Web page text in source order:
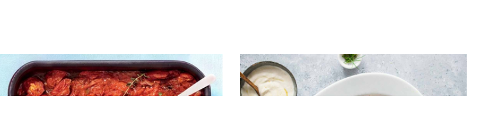
Σάλτσα με ψητές ντομάτες στο φούρνο
Σαλάτα με παντζαρόφυλλα και
μαριναρισμένα παντζάρια
ΣΑΛΑΤΕΣ